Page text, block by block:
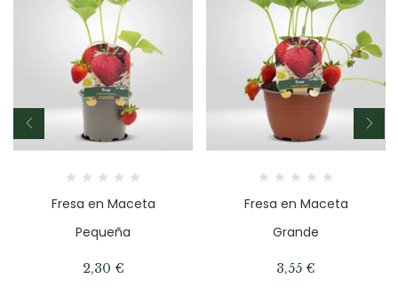
Fresa en Maceta
Pequeña
2,30 €
Fresa en Maceta
Grande
3,55 €